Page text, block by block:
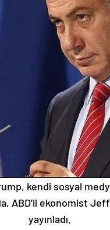
kendi sosyal
ABD’li ekonomist
yayınladı.